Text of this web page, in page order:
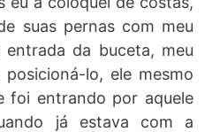
suas pernas com meu
da buceta, meu
lo, ele mesmo
foi entrando por aquele
já estava com a